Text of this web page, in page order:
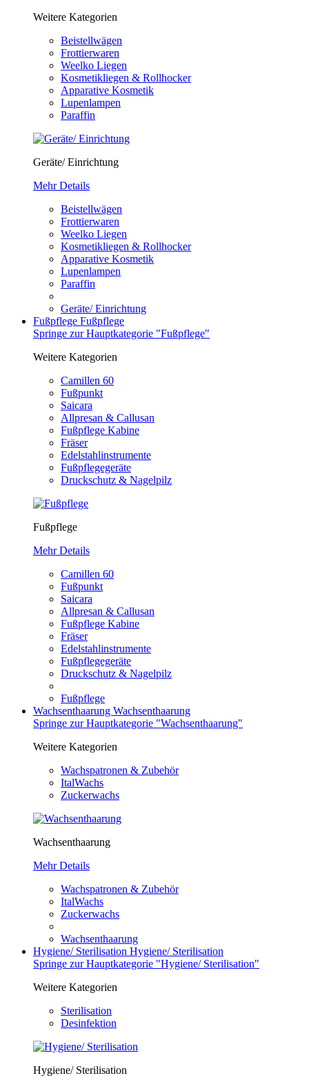
Weitere Kategorien
Beistellwägen
Frottierwaren
Weelko Liegen
Kosmetikliegen & Rollhocker
Apparative Kosmetik
Lupenlampen
Paraffin
Geräte/ Einrichtung
Mehr Details
Beistellwägen
Frottierwaren
Weelko Liegen
Kosmetikliegen & Rollhocker
Apparative Kosmetik
Lupenlampen
Paraffin
Geräte/ Einrichtung
Fußpflege Fußpflege
Springe zur Hauptkategorie "Fußpflege"
Weitere Kategorien
Camillen 60
Fußpunkt
Saicara
Allpresan & Callusan
Fußpflege Kabine
Fräser
Edelstahlinstrumente
Fußpflegegeräte
Druckschutz & Nagelpilz
Fußpflege
Mehr Details
Camillen 60
Fußpunkt
Saicara
Allpresan & Callusan
Fußpflege Kabine
Fräser
Edelstahlinstrumente
Fußpflegegeräte
Druckschutz & Nagelpilz
Fußpflege
Wachsenthaarung Wachsenthaarung
Springe zur Hauptkategorie "Wachsenthaarung"
Weitere Kategorien
Wachspatronen & Zubehör
ItalWachs
Zuckerwachs
Wachsenthaarung
Mehr Details
Wachspatronen & Zubehör
ItalWachs
Zuckerwachs
Wachsenthaarung
Hygiene/ Sterilisation Hygiene/ Sterilisation
Springe zur Hauptkategorie "Hygiene/ Sterilisation"
Weitere Kategorien
Sterilisation
Desinfektion
Hygiene/ Sterilisation